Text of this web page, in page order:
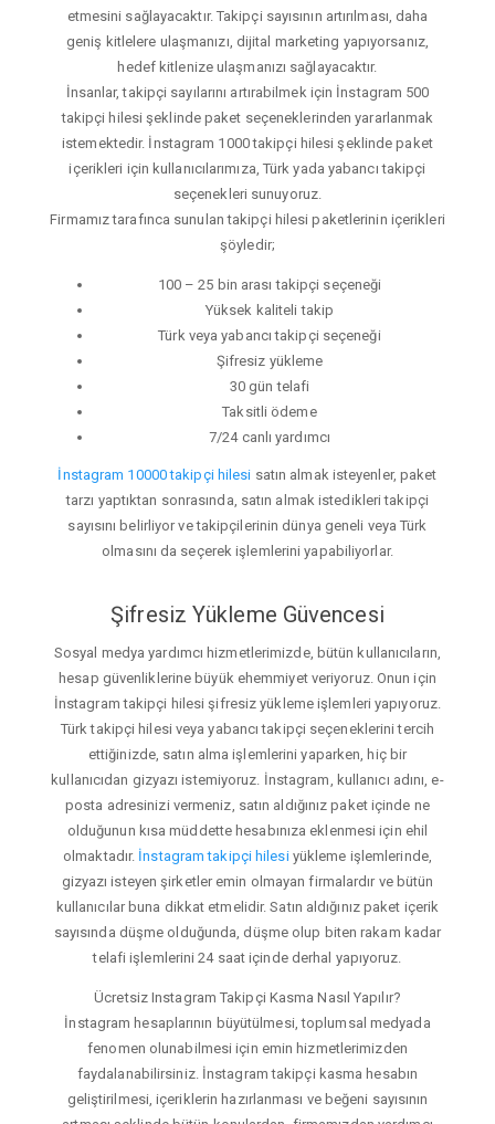
etmesini sağlayacaktır. Takipçi sayısının artırılması, daha
geniş kitlelere ulaşmanızı, dijital marketing yapıyorsanız,
hedef kitlenize ulaşmanızı sağlayacaktır.
İnsanlar, takipçi sayılarını artırabilmek için İnstagram 500
takipçi hilesi şeklinde paket seçeneklerinden yararlanmak
istemektedir. İnstagram 1000 takipçi hilesi şeklinde paket
içerikleri için kullanıcılarımıza, Türk yada yabancı takipçi
seçenekleri sunuyoruz.
Firmamız tarafınca sunulan takipçi hilesi paketlerinin içerikleri
şöyledir;
100 – 25 bin arası takipçi seçeneği
Yüksek kaliteli takip
Türk veya yabancı takipçi seçeneği
Şifresiz yükleme
30 gün telafi
Taksitli ödeme
7/24 canlı yardımcı
İnstagram 10000 takipçi hilesi satın almak isteyenler, paket
tarzı yaptıktan sonrasında, satın almak istedikleri takipçi
sayısını belirliyor ve takipçilerinin dünya geneli veya Türk
olmasını da seçerek işlemlerini yapabiliyorlar.
Şifresiz Yükleme Güvencesi
Sosyal medya yardımcı hizmetlerimizde, bütün kullanıcıların,
hesap güvenliklerine büyük ehemmiyet veriyoruz. Onun için
İnstagram takipçi hilesi şifresiz yükleme işlemleri yapıyoruz.
Türk takipçi hilesi veya yabancı takipçi seçeneklerini tercih
ettiğinizde, satın alma işlemlerini yaparken, hiç bir
kullanıcıdan gizyazı istemiyoruz. İnstagram, kullanıcı adını, e-
posta adresinizi vermeniz, satın aldığınız paket içinde ne
olduğunun kısa müddette hesabınıza eklenmesi için ehil
olmaktadır. İnstagram takipçi hilesiyükleme işlemlerinde,
gizyazı isteyen şirketler emin olmayan firmalardır ve bütün
kullanıcılar buna dikkat etmelidir. Satın aldığınız paket içerik
sayısında düşme olduğunda, düşme olup biten rakam kadar
telafi işlemlerini 24 saat içinde derhal yapıyoruz.
Ücretsiz Instagram Takipçi Kasma Nasıl Yapılır?
İnstagram hesaplarının büyütülmesi, toplumsal medyada
fenomen olunabilmesi için emin hizmetlerimizden
faydalanabilirsiniz. İnstagram takipçi kasma hesabın
geliştirilmesi, içeriklerin hazırlanması ve beğeni sayısının